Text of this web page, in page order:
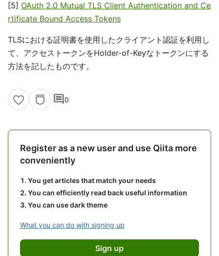
[5] OAuth 2.0 Mutual TLS Client Authentication and Ce
rtificate Bound Access Tokens
TLSにおける証明書を使用したクライアント認証を利用し
て、アクセストークンをHolder-of-Keyなトークンにする
方法を記したものです。
comment0
Register as a new user and use Qiita more
conveniently
You get articles that match your needs
You can efficiently read back useful information
You can use dark theme
What you can do with signing up
Sign up